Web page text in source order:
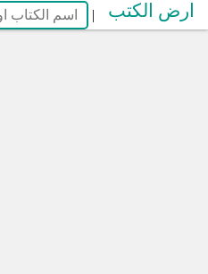
ارض الكتب |